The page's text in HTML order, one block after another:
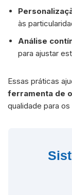
às
Análise
para ajustar
Essas práticas
ferramenta de
qualidade para